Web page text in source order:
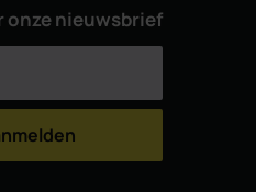
onze nieuwsbrief